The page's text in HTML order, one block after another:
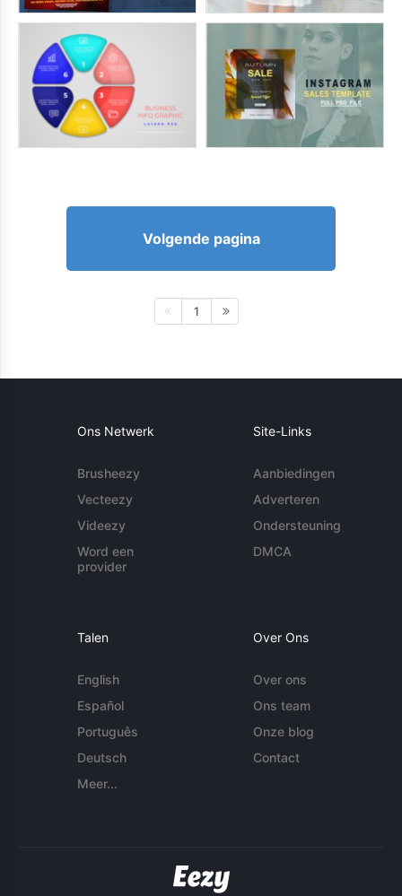
Volgende pagina
1
Ons Netwerk
Brusheezy
Vecteezy
Videezy
Word een
provider
Site-Links
Aanbiedingen
Adverteren
Ondersteuning
DMCA
Talen
English
Español
Português
Deutsch
Meer...
Over Ons
Over ons
Ons team
Onze blog
Contact